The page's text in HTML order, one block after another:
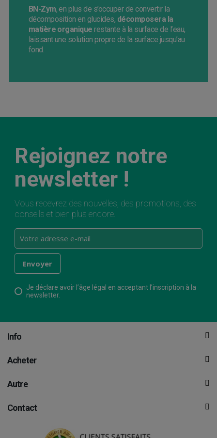
BN-Zym, en plus de s’occuper de convertir la
décomposition en glucides, décomposera la
matière organique restante à la surface de l’eau,
laissant une solution propre de la surface jusqu’au
fond.
Rejoignez notre
newsletter !
Vous recevrez des nouvelles, des promotions, des
conseils et bien plus encore.
Je déclare avoir l’âge légal en acceptant l’inscription à la
newsletter.
Info
Acheter
Autre
Contact